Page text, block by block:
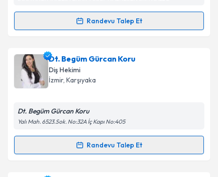
Metni'ni okudum ve kişisel verilerimin belirtilen
kapsamda işlenmesini kabul ediyorum.
Randevu Talep Et
Randevu Takvimi Talebi
Dt. Samet Kaan Öztürkiçin randevu takvimi talebi
oluşturun. Size bu uzmandan randevu almanız için bir
takvim hazırlandığında e-posta ile bilgilendireceğiz.
Kişisel verilerimin işlenmesine ilişkin
Metni'ni okudum ve kişisel verilerimin belirtilen
Dt. Begüm Gürcan Koru
Diş Hekimi
İzmir, Karşıyaka
Dt. Begüm Gürcan Koru
Yalı Mah. 6523.Sok. No:32A İç Kapı No:405
Randevu Talep Et
Randevu Takvimi Talebi